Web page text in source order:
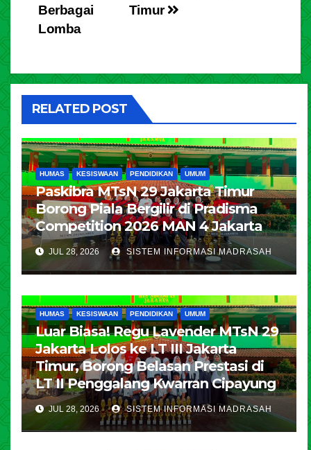
Timur
Berbagai
Lomba
RELATED POST
HUMAS KESISWAAN PENDIDIKAN UMUM
Paskibra MTsN 29 Jakarta Timur
Borong Piala Bergilir di Pradisma
Competition 2026 MAN 4 Jakarta
JUL 28, 2026 SISTEM INFORMASI MADRASAH
HUMAS KESISWAAN PENDIDIKAN UMUM
Luar Biasa! Regu Lavender MTsN 29
Jakarta Lolos ke LT III Jakarta
Timur, Borong Belasan Prestasi di
LT II Penggalang Kwarran Cipayung
JUL 28, 2026 SISTEM INFORMASI MADRASAH